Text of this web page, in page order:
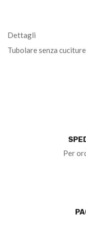
Dettagli
Tubolare senza
Per